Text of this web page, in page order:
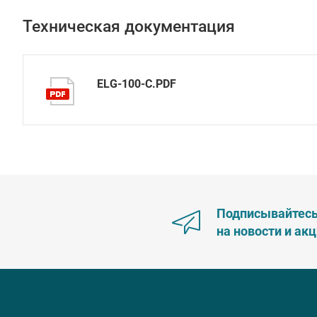
Техническая документация
ELG-100-C.PDF
на новости и